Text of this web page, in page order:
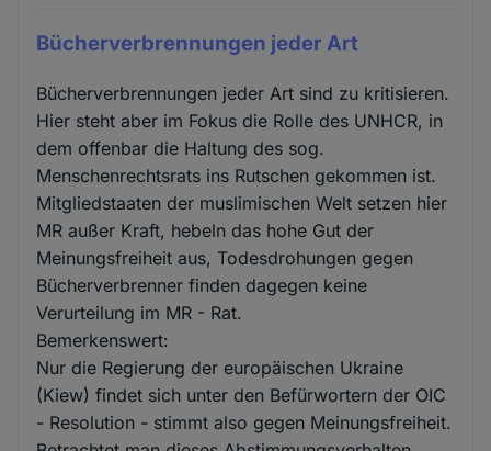
Bücherverbrennungen jeder Art
Bücherverbrennungen jeder Art sind zu kritisieren.
Hier steht aber im Fokus die Rolle des UNHCR, in
dem offenbar die Haltung des sog.
Menschenrechtsrats ins Rutschen gekommen ist.
Mitgliedstaaten der muslimischen Welt setzen hier
MR außer Kraft, hebeln das hohe Gut der
Meinungsfreiheit aus, Todesdrohungen gegen
Bücherverbrenner finden dagegen keine
Verurteilung im MR - Rat.
Bemerkenswert:
Nur die Regierung der europäischen Ukraine
(Kiew) findet sich unter den Befürwortern der OIC
- Resolution - stimmt also gegen Meinungsfreiheit.